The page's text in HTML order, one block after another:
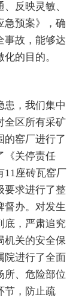
反映灵敏、
急预案》，确
事故，能够达
的目的。
患，我们集中
全区所有采矿
的窑厂进行了
《关停责任
11座砖瓦窑厂
要求进行了整
督办。对发生
底，严肃追究
机关的安全保
院进行了全面
所、危险部位
节，防止疏